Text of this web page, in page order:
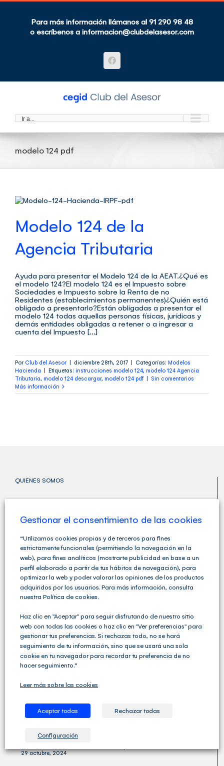
Saltar
contenidoPara más información llámanos al 91 290 98 48
o escríbenos a informacion@clubdelasesor.com
Facebook
Ir a...
modelo 124 pdf
Modelo 124 de la
Agencia Tributaria
Ayuda para presentar el Modelo 124 de la AEAT.¿Qué es
el modelo 124?El modelo 124 es el Impuesto sobre
Sociedades e Impuesto sobre la Renta de no
Residentes (establecimientos permanentes)¿Quién está
obligado a presentarlo?Están obligadas a presentar el
modelo 124 todas aquellas personas físicas, jurídicas y
demás entidades obligadas a retener o a ingresar a
cuenta del Impuesto [...]
Por Club del Asesor | diciembre 28th, 2017 | Categorías: Modelos
Hacienda | Etiquetas: instrucciones modelo 124, modelo 124 Agencia
Tributaria, modelo 124 descargar, modelo 124 pdf | Sin comentarios
Más información
QUIENES SOMOS
Cegid Club del Asesor no solo ofrece soluciones de
Gestión Fiscal, Contable y Laboral completas sino que
va un paso más allá y ofrece una amplia variedad de
servicios para las Asesorías y los Despachos
Profesionales.
29 octubre, 2024
Gestionar el consentimiento de las cookies
“Utilizamos cookies propias y de terceros para fines
estrictamente funcionales (permitiendo la navegación en la
web), para fines analíticos (mostrarte publicidad en base a un
perfil elaborado a partir de tus hábitos de navegación), para
optimizar la web y poder valorar las opiniones de los productos
adquiridos por los usuarios. Para más información, consulta
nuestra Política de cookies.
Haz clic en "Aceptar" para seguir disfrutando de nuestro sitio
web con todas las cookies o haz clic en "Ver preferencias" para
gestionar tus preferencias. Si rechazas todo, no se hará
seguimiento de tu información, sino que se usará una sola
cookie en tu navegador para recordar tu preferencia de no
hacer seguimiento.”
Leer más sobre las cookies
Aceptar todas Rechazar todas
Configuración